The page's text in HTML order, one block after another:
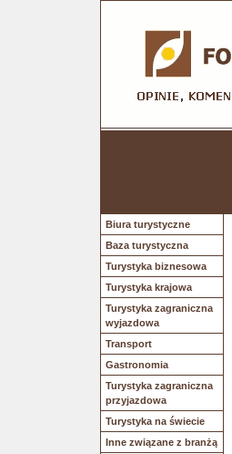
Biura turystyczne
Baza turystyczna
Turystyka biznesowa
Turystyka krajowa
Turystyka zagraniczna
wyjazdowa
Transport
Gastronomia
Turystyka zagraniczna
przyjazdowa
Turystyka na świecie
Inne związane z branżą